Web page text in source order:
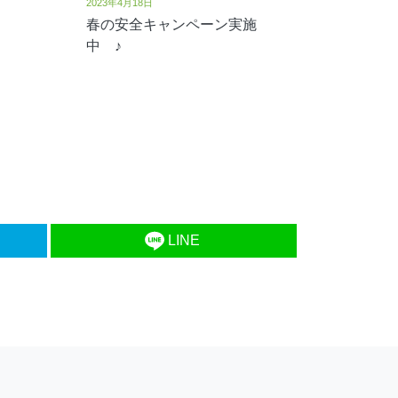
2023年4月18日
春の安全キャンペーン実施
中 ♪
LINE